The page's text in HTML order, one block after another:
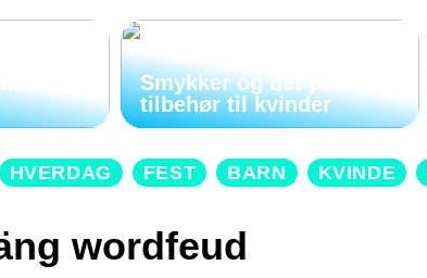
Smykker og det perfekte
tilbehør til kvinder
HVERDAG FEST BARN KVINDE
wordfeud